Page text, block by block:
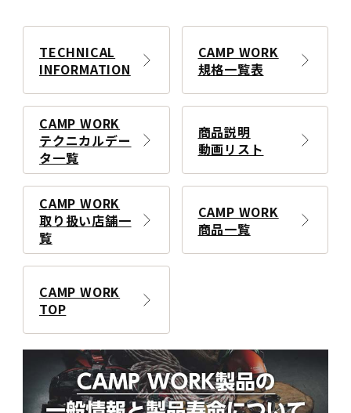
TECHNICAL
INFORMATION
CAMP WORK
規格一覧表
CAMP WORK
テクニカルデー
タ一覧
商品説明
動画リスト
CAMP WORK
取り扱い店舗一
覧
CAMP WORK
商品一覧
CAMP WORK
TOP